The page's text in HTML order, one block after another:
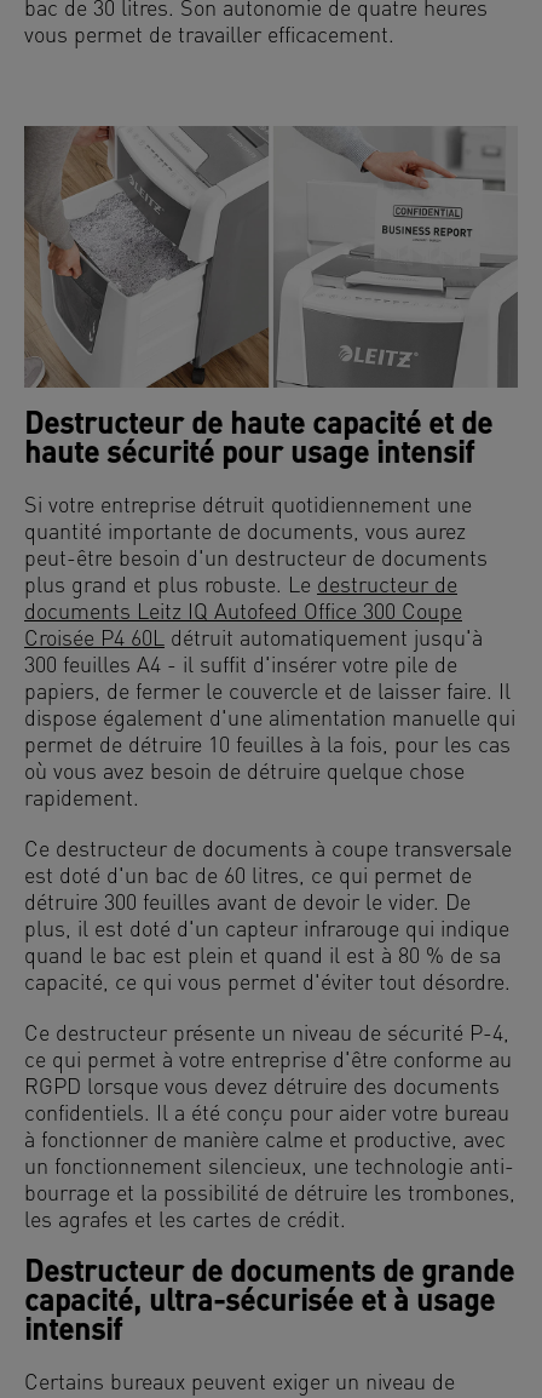
bac de 30 litres. Son autonomie de quatre heures
vous permet de travailler efficacement.
Destructeur de haute capacité et de
haute sécurité pour usage intensif
Si votre entreprise détruit quotidiennement une
quantité importante de documents, vous aurez
peut-être besoin d'un destructeur de documents
plus grand et plus robuste. Le destructeur de
documents Leitz IQ Autofeed Office 300 Coupe
Croisée P4 60L détruit automatiquement jusqu'à
300 feuilles A4 - il suffit d'insérer votre pile de
papiers, de fermer le couvercle et de laisser faire. Il
dispose également d'une alimentation manuelle qui
permet de détruire 10 feuilles à la fois, pour les cas
où vous avez besoin de détruire quelque chose
rapidement.
Ce destructeur de documents à coupe transversale
est doté d'un bac de 60 litres, ce qui permet de
détruire 300 feuilles avant de devoir le vider. De
plus, il est doté d'un capteur infrarouge qui indique
quand le bac est plein et quand il est à 80 % de sa
capacité, ce qui vous permet d'éviter tout désordre.
Ce destructeur présente un niveau de sécurité P-4,
ce qui permet à votre entreprise d'être conforme au
RGPD lorsque vous devez détruire des documents
confidentiels. Il a été conçu pour aider votre bureau
à fonctionner de manière calme et productive, avec
un fonctionnement silencieux, une technologie anti-
bourrage et la possibilité de détruire les trombones,
les agrafes et les cartes de crédit.
Destructeur de documents de grande
capacité, ultra-sécurisée et à usage
intensif
Certains bureaux peuvent exiger un niveau de